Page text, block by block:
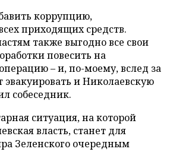
коррупцию,
приходящих средств.
также выгодно все свои
повесить на
– и, по-моему, вслед за
эвакуировать и Николаевскую
собеседник.
ситуация, на которой
власть, станет для
Зеленского очередным